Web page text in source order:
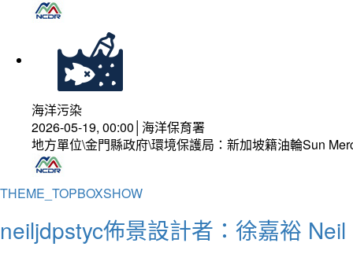
海洋污染
2026-05-19, 00:00│海洋保育署
地方單位\金門縣政府\環境保護局：新加坡籍油輪Sun
THEME_TOPBOXSHOW
neiljdpstyc佈景設計者：徐嘉裕